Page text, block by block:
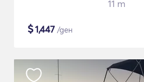
11 m
$1,447 /ден